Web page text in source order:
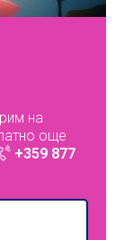
на
още
+359 877